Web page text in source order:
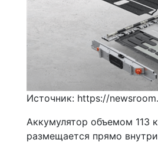
Источник: https://
Аккумулятор объемом 113
размещается прямо